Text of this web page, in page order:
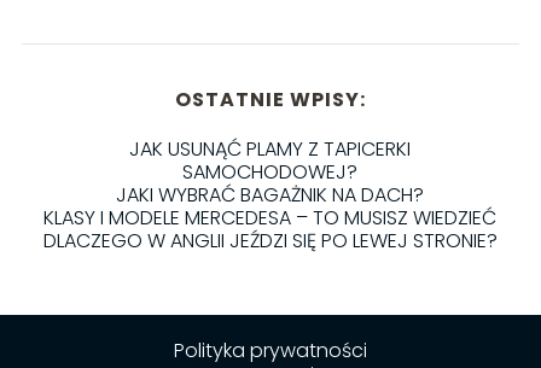
OSTATNIE WPISY:
JAK USUNĄĆ PLAMY Z TAPICERKI
SAMOCHODOWEJ?
JAKI WYBRAĆ BAGAŻNIK NA DACH?
KLASY I MODELE MERCEDESA – TO MUSISZ WIEDZIEĆ
DLACZEGO W ANGLII JEŹDZI SIĘ PO LEWEJ STRONIE?
Polityka prywatności